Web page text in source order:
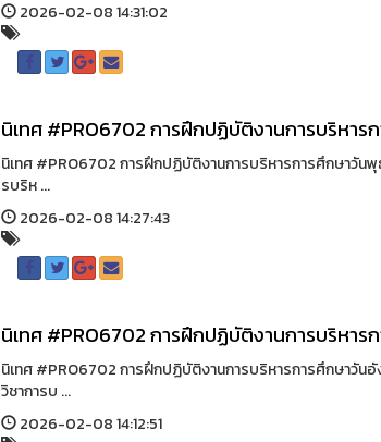
2026-02-08 14:31:02
นิเทศ #PRO6702 การฝึกปฏิบัติงานการบริหาร
นิเทศ #PRO6702 การฝึกปฏิบัติงานการบริหารการศึกษาวัน
รบริห ...
2026-02-08 14:27:43
นิเทศ #PRO6702 การฝึกปฏิบัติงานการบริหาร
นิเทศ #PRO6702 การฝึกปฏิบัติงานการบริหารการศึกษาวัน
วิชาการบ ...
2026-02-08 14:12:51